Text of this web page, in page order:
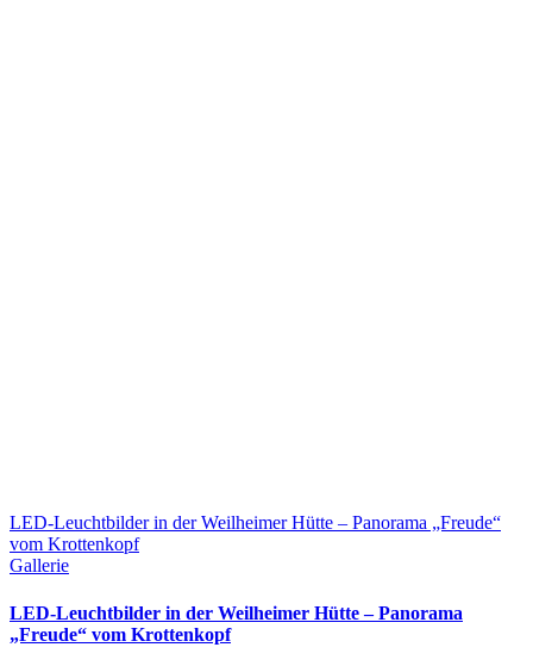
LED-Leuchtbilder in der Weilheimer Hütte – Panorama „Freude“
vom Krottenkopf
Gallerie
LED-Leuchtbilder in der Weilheimer Hütte – Panorama
„Freude“ vom Krottenkopf